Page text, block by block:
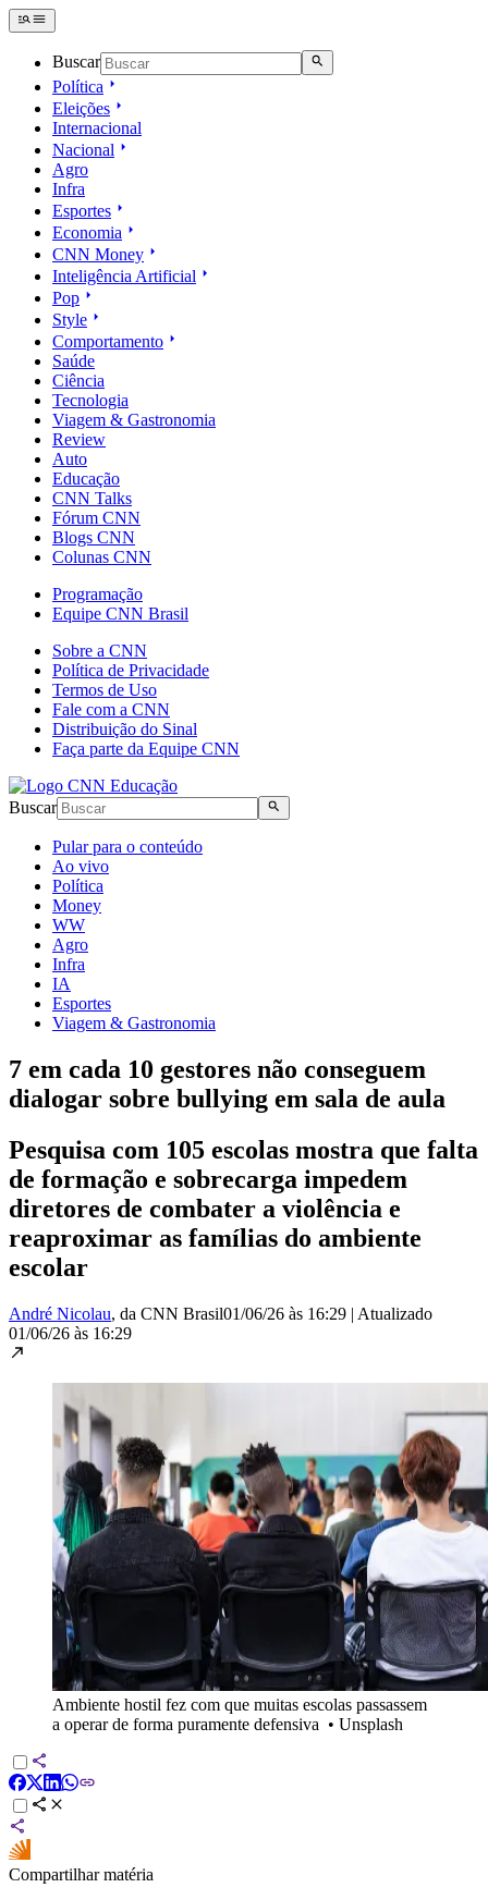
Buscar
Política
Eleições
Internacional
Nacional
Agro
Infra
Esportes
Economia
CNN Money
Inteligência Artificial
Pop
Style
Comportamento
Saúde
Ciência
Tecnologia
Viagem & Gastronomia
Review
Auto
Educação
CNN Talks
Fórum CNN
Blogs CNN
Colunas CNN
Programação
Equipe CNN Brasil
Sobre a CNN
Política de Privacidade
Termos de Uso
Fale com a CNN
Distribuição do Sinal
Faça parte da Equipe CNN
Buscar
Pular para o conteúdo
Ao vivo
Política
Money
WW
Agro
Infra
IA
Esportes
Viagem & Gastronomia
7 em cada 10 gestores não conseguem
dialogar sobre bullying em sala de aula
Pesquisa com 105 escolas mostra que falta
de formação e sobrecarga impedem
diretores de combater a violência e
reaproximar as famílias do ambiente
escolar
André Nicolau, da CNN Brasil01/06/26 às 16:29 | Atualizado
01/06/26 às 16:29
Ambiente hostil fez com que muitas escolas passassem
a operar de forma puramente defensiva • Unsplash
Compartilhar matéria